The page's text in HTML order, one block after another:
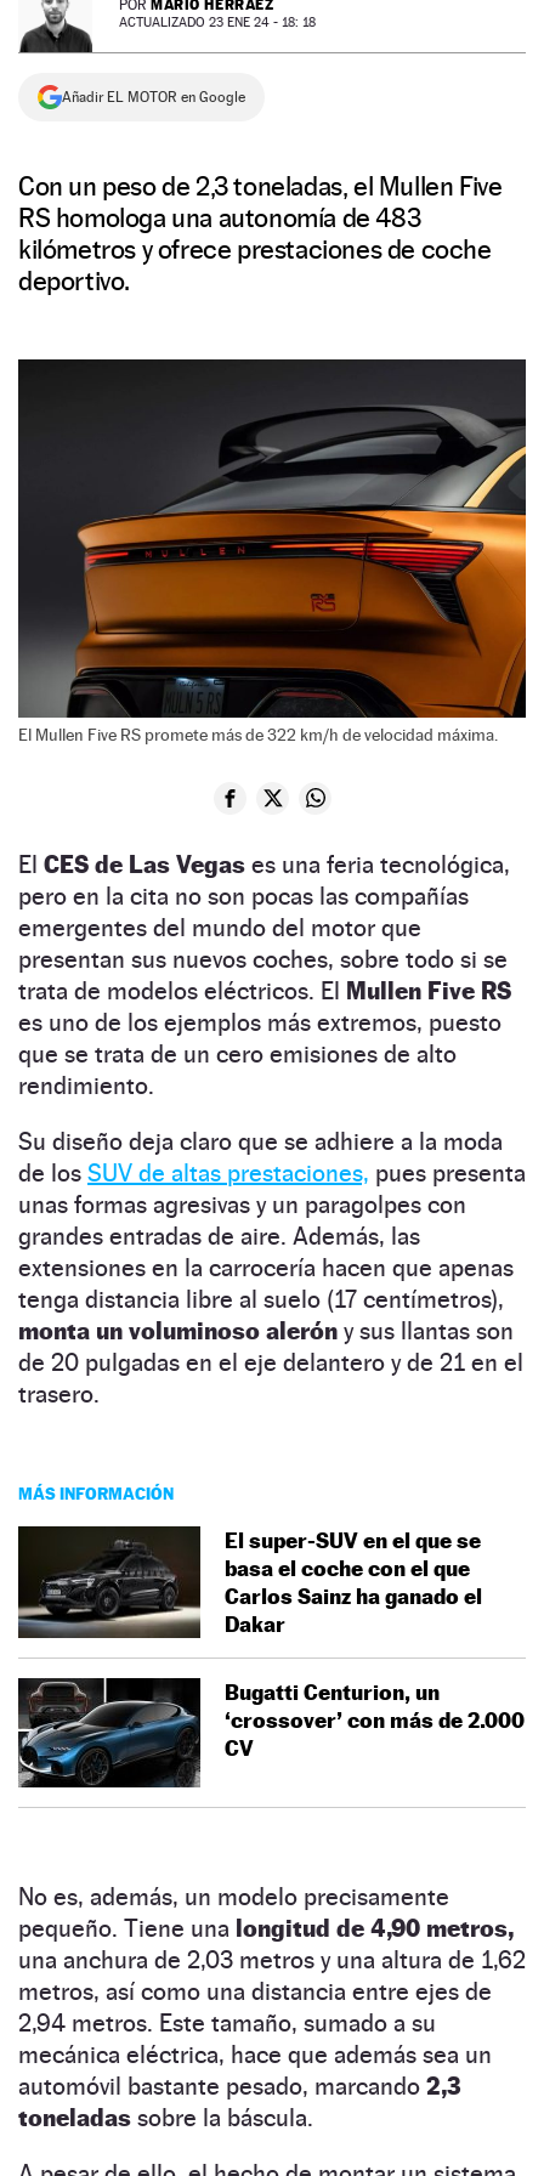
NEWSLETTER
SÍGUENOS
POR MARIO HERRÁEZ
ACTUALIZADO 23 ENE 24 - 18: 18
Añadir EL MOTOR en Google
Con un peso de 2,3 toneladas, el Mullen Five
RS homologa una autonomía de 483
kilómetros y ofrece prestaciones de coche
deportivo.
El Mullen Five RS promete más de 322 km/h de velocidad máxima.
El CES de Las Vegas es una feria tecnológica,
pero en la cita no son pocas las compañías
emergentes del mundo del motor que
presentan sus nuevos coches, sobre todo si se
trata de modelos eléctricos. El Mullen Five RS
es uno de los ejemplos más extremos, puesto
que se trata de un cero emisiones de alto
rendimiento.
Su diseño deja claro que se adhiere a la moda
de los SUV de altas prestaciones, pues presenta
unas formas agresivas y un paragolpes con
grandes entradas de aire. Además, las
extensiones en la carrocería hacen que apenas
tenga distancia libre al suelo (17 centímetros),
monta un voluminoso alerón y sus llantas son
de 20 pulgadas en el eje delantero y de 21 en el
trasero.
MÁS INFORMACIÓN
El super-SUV en el que se
basa el coche con el que
Carlos Sainz ha ganado el
Dakar
Bugatti Centurion, un
‘crossover’ con más de 2.000
CV
No es, además, un modelo precisamente
pequeño. Tiene una longitud de 4,90 metros,
una anchura de 2,03 metros y una altura de 1,62
metros, así como una distancia entre ejes de
2,94 metros. Este tamaño, sumado a su
mecánica eléctrica, hace que además sea un
automóvil bastante pesado, marcando 2,3
toneladas sobre la báscula.